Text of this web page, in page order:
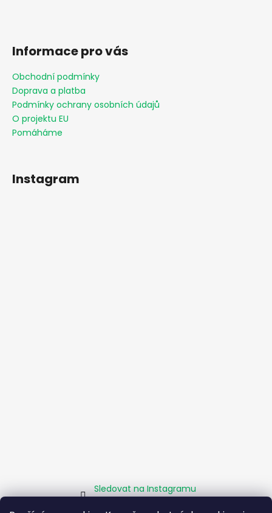
Informace pro vás
Obchodní podmínky
Doprava a platba
Podmínky ochrany osobních údajů
O projektu EU
Pomáháme
Instagram
Sledovat na Instagramu